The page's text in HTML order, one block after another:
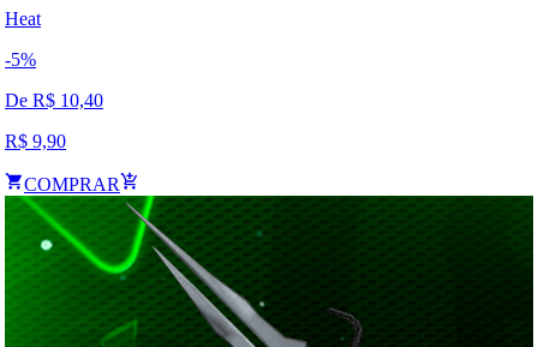
Heat
-5%
De R$ 10,40
R$ 9,90
COMPRAR